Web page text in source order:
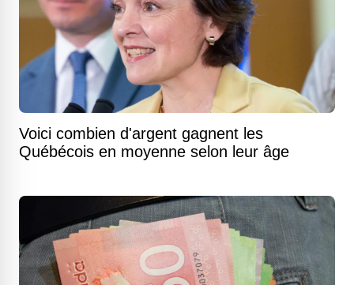
Voici combien d'argent gagnent les
Québécois en moyenne selon leur âge